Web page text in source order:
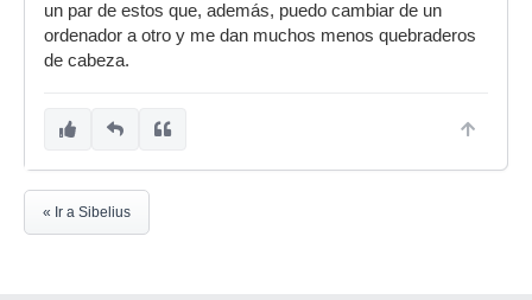
un par de estos que, además, puedo cambiar de un
ordenador a otro y me dan muchos menos quebraderos
de cabeza.
« Ir a Sibelius